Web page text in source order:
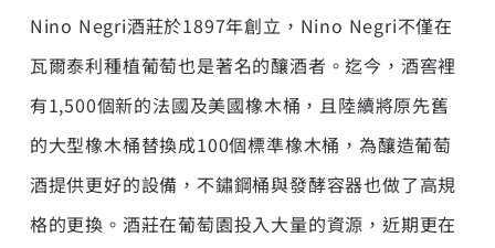
Nino Negri酒莊於1897年創立，Nino Negri不僅在
瓦爾泰利種植葡萄也是著名的釀酒者。迄今，酒窖裡
有1,500個新的法國及美國橡木桶，且陸續將原先舊
的大型橡木桶替換成100個標準橡木桶，為釀造葡萄
酒提供更好的設備，不鏽鋼桶與發酵容器也做了高規
格的更換。酒莊在葡萄園投入大量的資源，近期更在